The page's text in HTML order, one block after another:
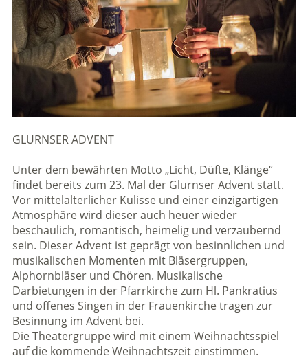
GLURNSER ADVENT
Unter dem bewährten Motto „Licht, Düfte, Klänge“
findet bereits zum 23. Mal der Glurnser Advent statt.
Vor mittelalterlicher Kulisse und einer einzigartigen
Atmosphäre wird dieser auch heuer wieder
beschaulich, romantisch, heimelig und verzaubernd
sein. Dieser Advent ist geprägt von besinnlichen und
musikalischen Momenten mit Bläsergruppen,
Alphornbläser und Chören. Musikalische
Darbietungen in der Pfarrkirche zum Hl. Pankratius
und offenes Singen in der Frauenkirche tragen zur
Besinnung im Advent bei.
Die Theatergruppe wird mit einem Weihnachtsspiel
auf die kommende Weihnachtszeit einstimmen.